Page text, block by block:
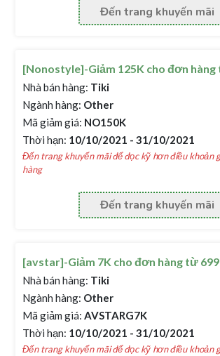
Đến trang khuyến mãi
[Nonostyle]-Giảm 125K cho đơn
Nhà bán hàng: Tiki
Ngành hàng: Other
Mã giảm giá: NO150K
Thời hạn: 10/10/2021 - 31/10/2021
Đến trang khuyến mãi để đọc kỹ hơn điều khoản
hàng
Đến trang khuyến mãi
[avstar]-Giảm 7K cho đơn hàng từ
Nhà bán hàng: Tiki
Ngành hàng: Other
Mã giảm giá: AVSTARG7K
Thời hạn: 10/10/2021 - 31/10/2021
Đến trang khuyến mãi để đọc kỹ hơn điều khoản